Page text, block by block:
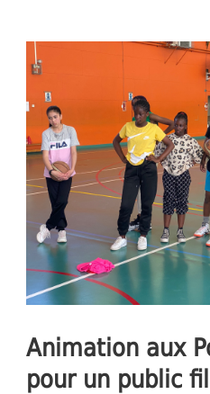
Animation aux
pour un public